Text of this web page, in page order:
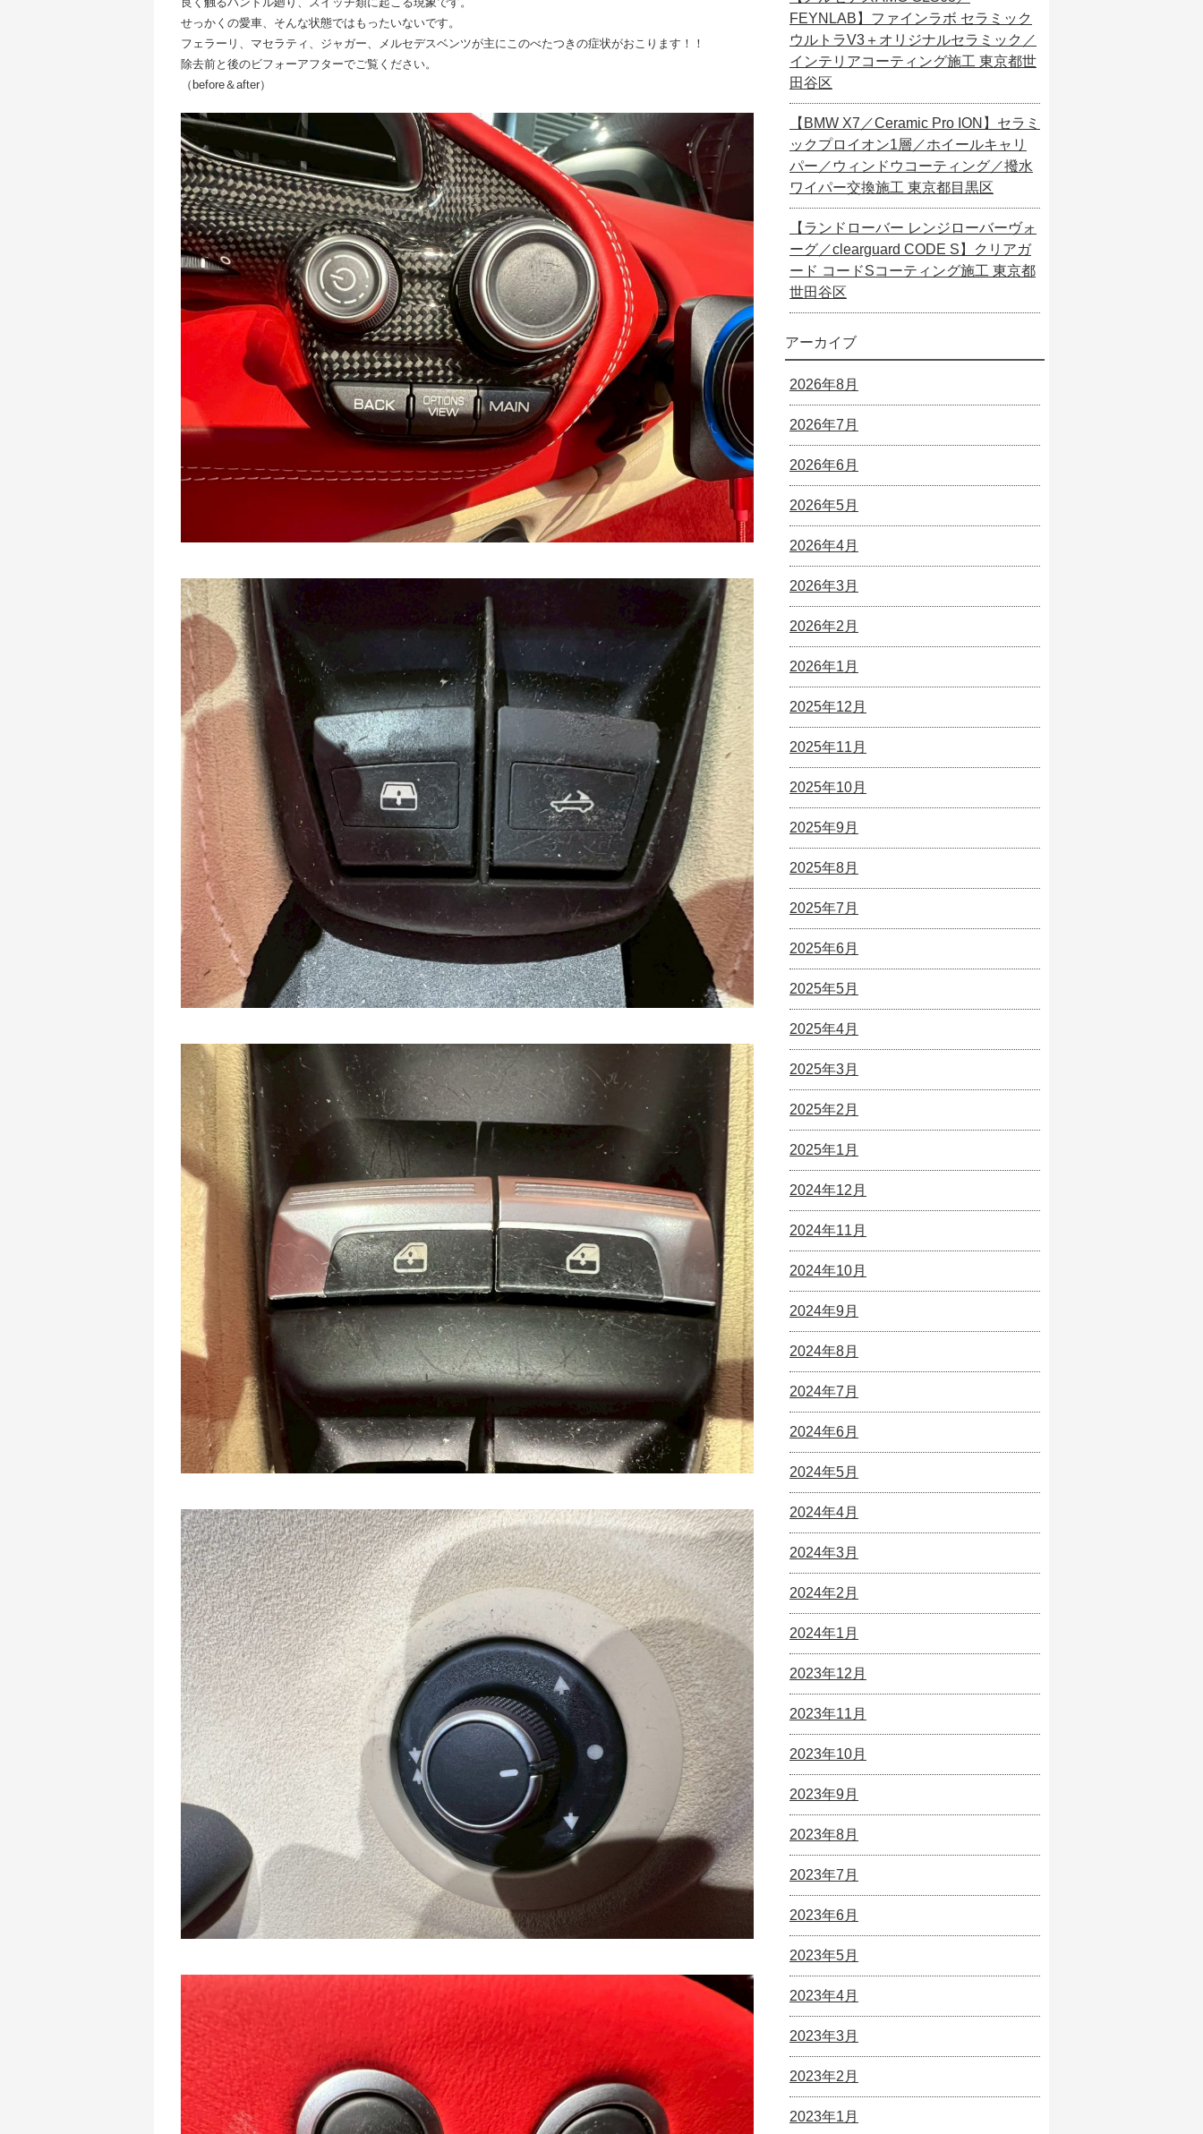
せっかくの愛車、そんな状態ではもったいないです。
フェラーリ、マセラティ、ジャガー、メルセデスベンツが主にこのべたつきの症状がおこります！！
除去前と後のビフォーアフターでご覧ください。
（before＆after）
FEYNLAB】ファインラボ セラミック
ウルトラV3＋オリジナルセラミック／
インテリアコーティング施工 東京都世
田谷区
【BMW X7／Ceramic Pro ION】セラミ
ックプロイオン1層／ホイールキャリ
パー／ウィンドウコーティング／撥水
ワイパー交換施工 東京都目黒区
【ランドローバー レンジローバーヴォ
ーグ／clearguard CODE S】クリアガ
ード コードSコーティング施工 東京都
世田谷区
アーカイブ
2026年8月
2026年7月
2026年6月
2026年5月
2026年4月
2026年3月
2026年2月
2026年1月
2025年12月
2025年11月
2025年10月
2025年9月
2025年8月
2025年7月
2025年6月
2025年5月
2025年4月
2025年3月
2025年2月
2025年1月
2024年12月
2024年11月
2024年10月
2024年9月
2024年8月
2024年7月
2024年6月
2024年5月
2024年4月
2024年3月
2024年2月
2024年1月
2023年12月
2023年11月
2023年10月
2023年9月
2023年8月
2023年7月
2023年6月
2023年5月
2023年4月
2023年3月
2023年2月
2023年1月